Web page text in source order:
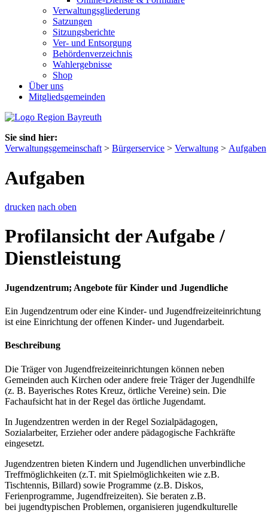
Verwaltungsgliederung
Satzungen
Sitzungsberichte
Ver- und Entsorgung
Behördenverzeichnis
Wahlergebnisse
Shop
Über uns
Mitgliedsgemeinden
Sie sind hier:
Verwaltungsgemeinschaft > Bürgerservice > Verwaltung > Aufgaben
Aufgaben
drucken nach oben
Profilansicht der Aufgabe /
Dienstleistung
Jugendzentrum; Angebote für Kinder und Jugendliche
Ein Jugendzentrum oder eine Kinder- und Jugendfreizeiteinrichtung
ist eine Einrichtung der offenen Kinder- und Jugendarbeit.
Beschreibung
Die Träger von Jugendfreizeiteinrichtungen können neben
Gemeinden auch Kirchen oder andere freie Träger der Jugendhilfe
(z. B. Bayerisches Rotes Kreuz, örtliche Vereine) sein. Die
Fachaufsicht hat in der Regel das örtliche Jugendamt.
In Jugendzentren werden in der Regel Sozialpädagogen,
Sozialarbeiter, Erzieher oder andere pädagogische Fachkräfte
eingesetzt.
Jugendzentren bieten Kindern und Jugendlichen unverbindliche
Treffmöglichkeiten (z.T. mit Spielmöglichkeiten wie z.B.
Tischtennis, Billard) sowie Programme (z.B. Diskos,
Ferienprogramme, Jugendfreizeiten). Sie beraten z.B.
bei jugendtypischen Problemen, organisieren jugendkulturelle